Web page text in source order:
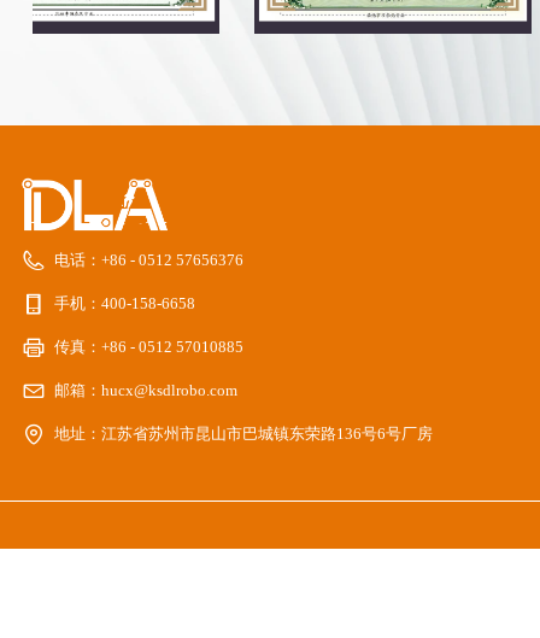
电话： +86 - 0512 57656376
手机： 400-158-6658
传真： +86 - 0512 57010885
邮箱： hucx@ksdlrobo.com
地址： 江苏省苏州市昆山市巴城镇东荣路136号6号厂房